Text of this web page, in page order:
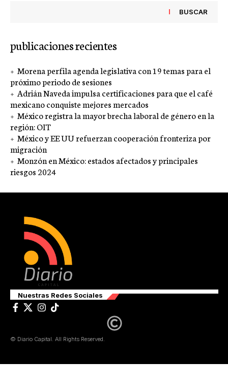
BUSCAR
publicaciones recientes
Morena perfila agenda legislativa con 19 temas para el
próximo periodo de sesiones
Adrián Naveda impulsa certificaciones para que el café
mexicano conquiste mejores mercados
México registra la mayor brecha laboral de género en la
región: OIT
México y EE UU refuerzan cooperación fronteriza por
migración
Monzón en México: estados afectados y principales
riesgos 2024
Nuestras Redes Sociales
© Diario Capital. All Rights Reserved.